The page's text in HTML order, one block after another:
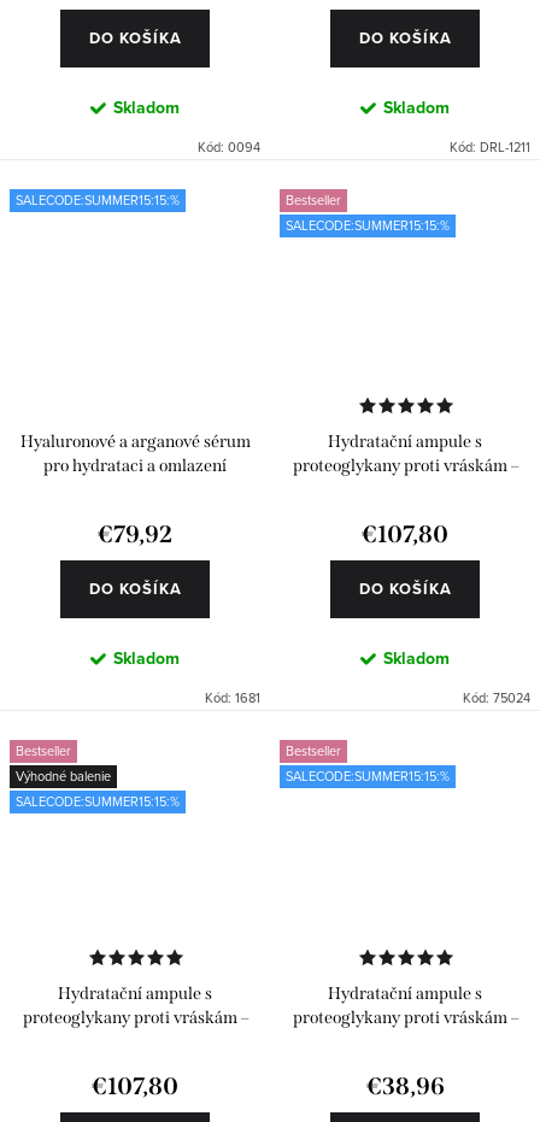
DO KOŠÍKA
Skladom
Kód: 0094
DO KOŠÍKA
Skladom
Kód: DRL-1211
SALECODE:SUMMER15:15:%
Hyaluronové a arganové sérum
pro hydrataci a omlazení
€79,92
DO KOŠÍKA
Skladom
Kód: 1681
Bestseller
SALECODE:SUMMER15:15:%
Hydratační ampule s
proteoglykany proti vráskám –
€107,80
DO KOŠÍKA
Skladom
Kód: 75024
Bestseller
Výhodné balenie
SALECODE:SUMMER15:15:%
Hydratační ampule s
proteoglykany proti vráskám –
€107,80
Bestseller
SALECODE:SUMMER15:15:%
Hydratační ampule s
proteoglykany proti vráskám –
€38,96